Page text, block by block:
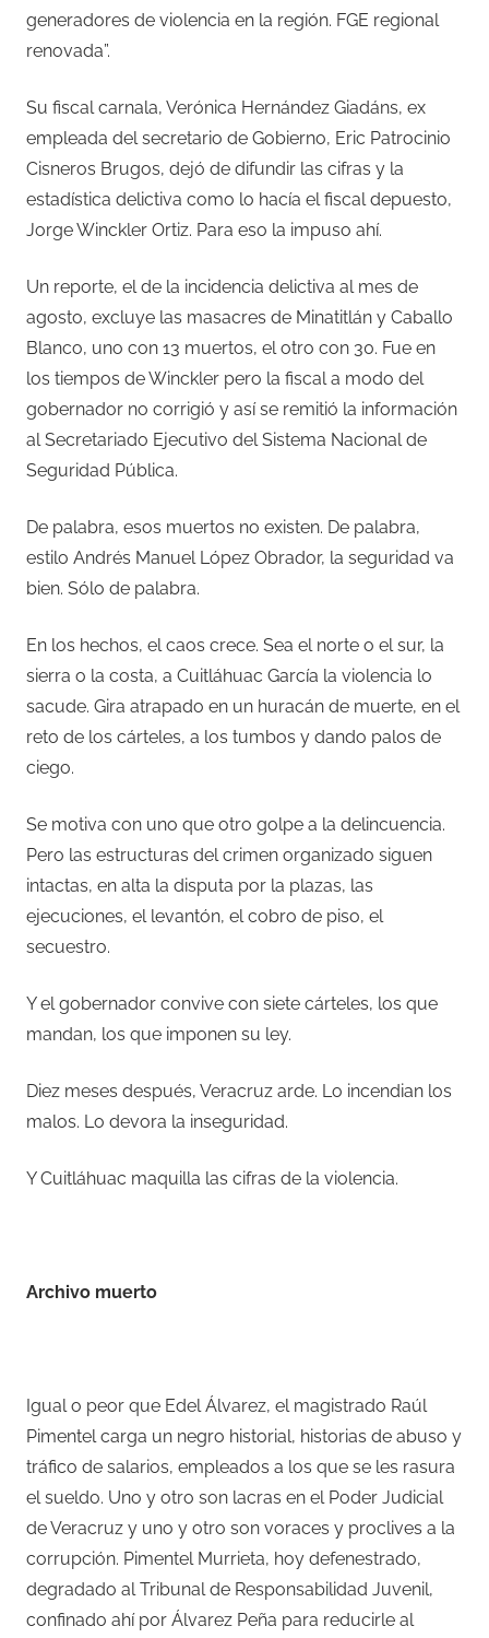
generadores de violencia en la región. FGE regional
renovada”.
Su fiscal carnala, Verónica Hernández Giadáns, ex
empleada del secretario de Gobierno, Eric Patrocinio
Cisneros Brugos, dejó de difundir las cifras y la
estadística delictiva como lo hacía el fiscal depuesto,
Jorge Winckler Ortiz. Para eso la impuso ahí.
Un reporte, el de la incidencia delictiva al mes de
agosto, excluye las masacres de Minatitlán y Caballo
Blanco, uno con 13 muertos, el otro con 30. Fue en
los tiempos de Winckler pero la fiscal a modo del
gobernador no corrigió y así se remitió la información
al Secretariado Ejecutivo del Sistema Nacional de
Seguridad Pública.
De palabra, esos muertos no existen. De palabra,
estilo Andrés Manuel López Obrador, la seguridad va
bien. Sólo de palabra.
En los hechos, el caos crece. Sea el norte o el sur, la
sierra o la costa, a Cuitláhuac García la violencia lo
sacude. Gira atrapado en un huracán de muerte, en el
reto de los cárteles, a los tumbos y dando palos de
ciego.
Se motiva con uno que otro golpe a la delincuencia.
Pero las estructuras del crimen organizado siguen
intactas, en alta la disputa por la plazas, las
ejecuciones, el levantón, el cobro de piso, el
secuestro.
Y el gobernador convive con siete cárteles, los que
mandan, los que imponen su ley.
Diez meses después, Veracruz arde. Lo incendian los
malos. Lo devora la inseguridad.
Y Cuitláhuac maquilla las cifras de la violencia.
Archivo muerto
Igual o peor que Edel Álvarez, el magistrado Raúl
Pimentel carga un negro historial, historias de abuso y
tráfico de salarios, empleados a los que se les rasura
el sueldo. Uno y otro son lacras en el Poder Judicial
de Veracruz y uno y otro son voraces y proclives a la
corrupción. Pimentel Murrieta, hoy defenestrado,
degradado al Tribunal de Responsabilidad Juvenil,
confinado ahí por Álvarez Peña para reducirle al